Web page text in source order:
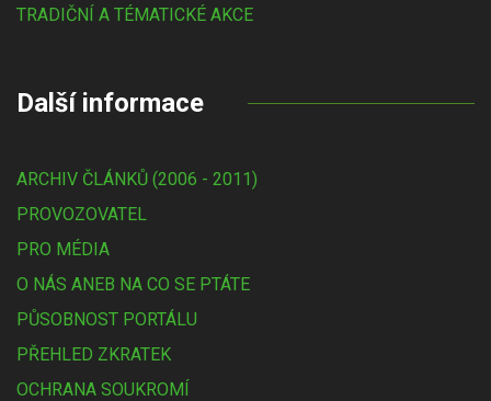
TRADIČNÍ A TÉMATICKÉ AKCE
Další informace
ARCHIV ČLÁNKŮ (2006 - 2011)
PROVOZOVATEL
PRO MÉDIA
O NÁS ANEB NA CO SE PTÁTE
PŮSOBNOST PORTÁLU
PŘEHLED ZKRATEK
OCHRANA SOUKROMÍ